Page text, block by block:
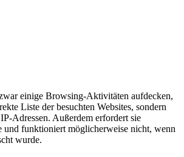
einige Browsing-Aktivitäten aufdecken,
Liste der besuchten Websites, sondern
Adressen. Außerdem erfordert sie
und funktioniert möglicherweise nicht, wenn
wurde.